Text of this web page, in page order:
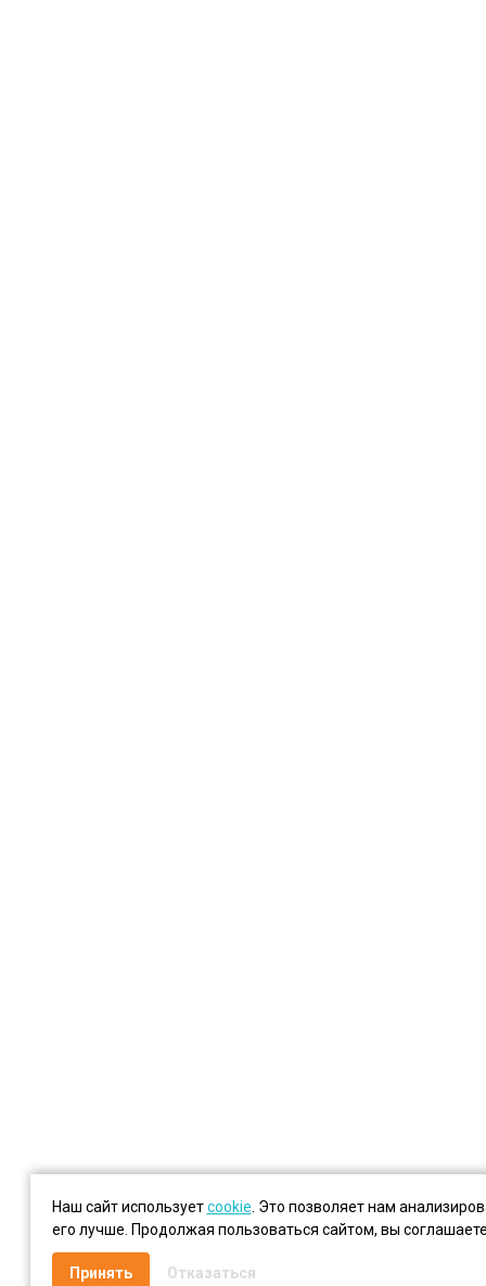
Наш сайт используетcookie . Это позволяет нам
его лучше. Продолжая пользоваться сайтом, вы
Принять Отказаться